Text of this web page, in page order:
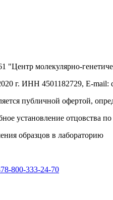
"Центр молекулярно-
г. ИНН 4501182729, E-mail:
публичной офертой,
установление
образцов в лабораторию
8-800-333-24-70